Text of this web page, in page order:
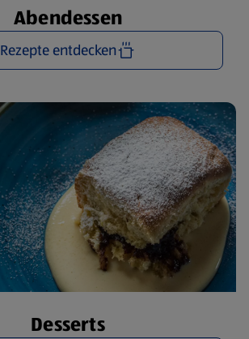
Abendessen
Rezepte entdecken
Desserts